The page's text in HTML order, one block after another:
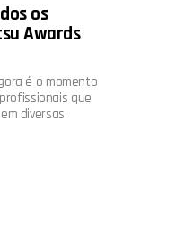
os
Awards
é o momento
que
diversas